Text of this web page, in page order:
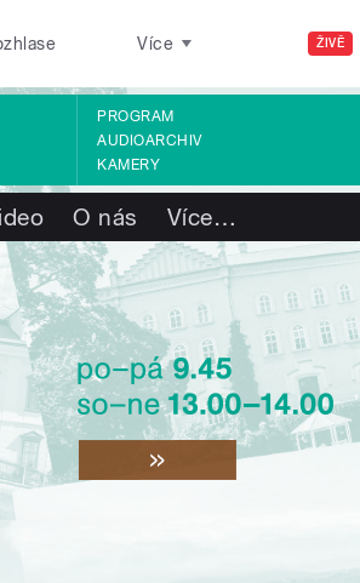
ŽIVĚ
Více
PROGRAM
AUDIOARCHIV
KAMERY
O nás Více…